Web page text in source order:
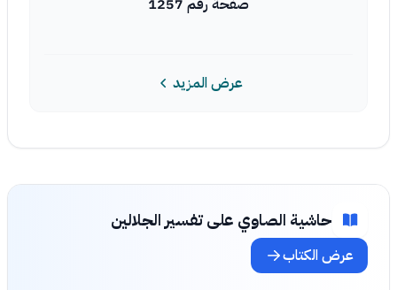
صفحة رقم 1257
عرض المزيد
حاشية الصاوي على تفسير الجلالين
عرض الكتاب